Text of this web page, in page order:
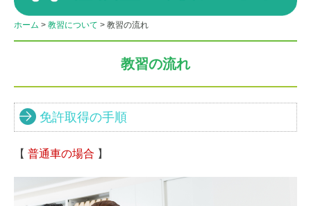
教習車種
アクセス
お問い合わせ
ホーム 教習について 教習の流れ
教習の流れ
免許取得の手順
【 普通車の場合 】